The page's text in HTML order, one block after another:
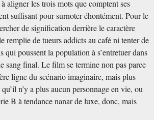
aligner les trois mots que comptent ses
suffisant pour surnoter éhontément. Pour le
de signification derrière le caractère
remplie de tueurs addicts au café ni tenter de
qui poussent la population à s’entretuer dans
sang final. Le film se termine non pas parce
ligne du scénario imaginaire, mais plus
n’y a plus aucun personnage en vie, ou
B à tendance nanar de luxe, donc, mais